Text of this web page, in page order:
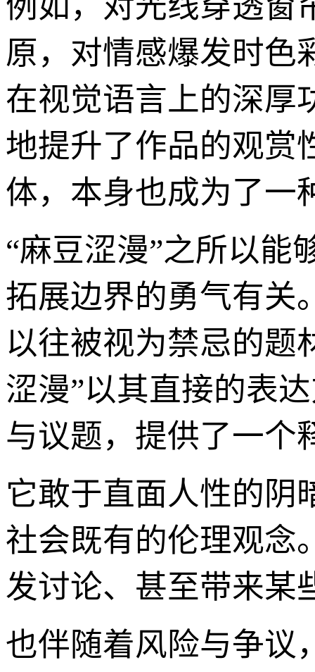
原，对情感爆发时色
在视觉语言上的深厚
地提升了作品的观赏
体，本身也成为了一
“麻豆涩漫”之所以能
拓展边界的勇气有关
以往被视为禁忌的题
涩漫”以其直接的表
与议题，提供了一个
它敢于直面人性的阴
社会既有的伦理观念
发讨论、甚至带来某
也伴随着风险与争议